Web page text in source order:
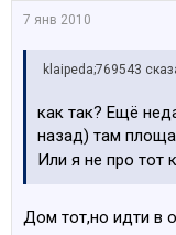
7 янв 2010
klaipeda;769543
как так? Ещё
назад) там
Или я не про тот
Дом тот,но идти в